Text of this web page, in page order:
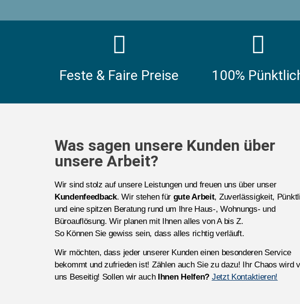
Feste & Faire Preise 100%
Was sagen unsere Kunden über
unsere Arbeit?
Wir sind stolz auf unsere Leistungen und freuen uns über unser
Kundenfeedback. Wir stehen für gute Arbeit, Zuverlässigkeit,
und eine spitzen Beratung rund um Ihre Haus-, Wohnungs- und
Büroauflösung. Wir planen mit Ihnen alles von A bis Z.
So Können Sie gewiss sein, dass alles richtig verläuft.
Wir möchten, dass jeder unserer Kunden einen besonderen Service
bekommt und zufrieden ist! Zählen auch Sie zu dazu! Ihr Chaos wird
uns Beseitig! Sollen wir auch
Ihnen Helfen? Jetzt Kontaktieren!